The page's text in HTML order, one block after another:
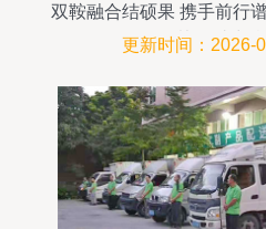
双鞍融合结硕果 携手前行
协作助力
更新时间：2026-